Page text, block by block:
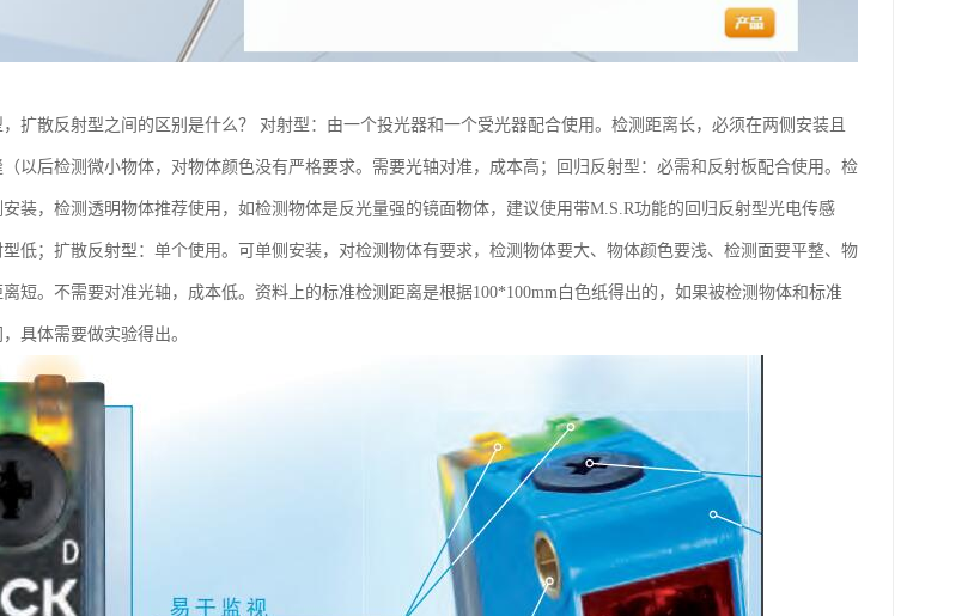
扩散反射型之间的区别是什么？ 对射型：由一个投光器和一个受光器配合使用。检测距离长，必须在两侧安装且
以后检测微小物体，对物体颜色没有严格要求。需要光轴对准，成本高；回归反射型：必需和反射板配合使用。检
装，检测透明物体推荐使用，如检测物体是反光量强的镜面物体，建议使用带M.S.R功能的回归反射型光电传感
低；扩散反射型：单个使用。可单侧安装，对检测物体有要求，检测物体要大、物体颜色要浅、检测面要平整、物
短。不需要对准光轴，成本低。资料上的标准检测距离是根据100*100mm白色纸得出的，如果被检测物体和标准
具体需要做实验得出。